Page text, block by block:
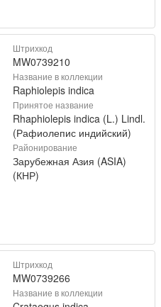
Штрихкод
MW0739210
Название в коллекции
Raphiolepis indica
Принятое название
Rhaphiolepis indica (L.) Lindl.
(Рафиолепис индийский)
Районирование
Зарубежная Азия (ASIA)
(КНР)
Штрихкод
MW0739266
Название в коллекции